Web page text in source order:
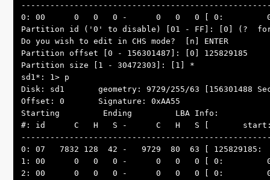
0: 00      0   0   0 -      0   0   0 [ 0:         0 ]
Partition id ('0' to disable) [01 - FF]: [0] (?  for
Do you wish to edit in CHS mode?  [n] ENTER
Partition offset [0 - 156301487]: [0] 125829185
Partition size [1 - 30472303]: [1] *
sd1*: 1> p
Disk: sd1       geometry: 9729/255/63 [156301488
Offset: 0       Signature: 0xAA55
Starting         Ending         LBA Info:
#: id      C   H   S -      C   H   S [
0: 07   7832 128  42 -   9729  80  63 [ 125829185:
1: 00      0   0   0 -      0   0   0 [ 0:         0 ]
2: 00      0   0   0 -      0   0   0 [ 0:         0 ]